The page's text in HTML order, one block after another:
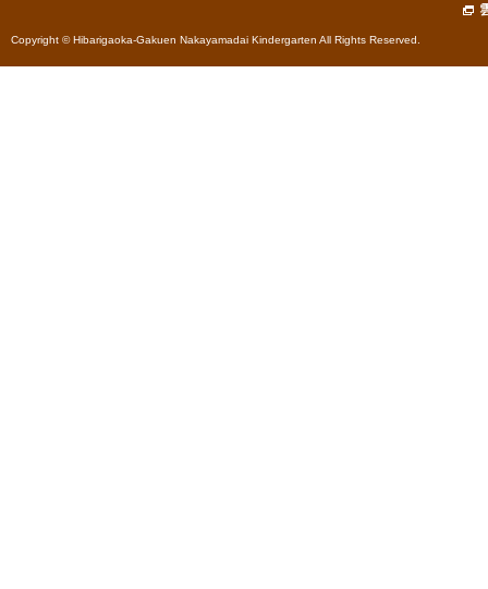
Copyright © Hibarigaoka-Gakuen Nakayamadai Kindergarten All Rights Reserved.